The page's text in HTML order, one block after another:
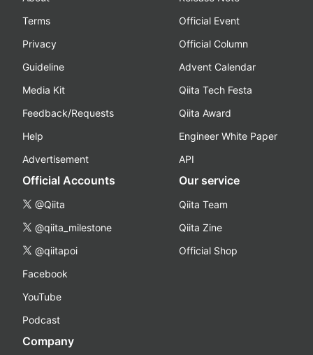
Terms
Privacy
Guideline
Media Kit
Feedback/Requests
Help
Advertisement
Official Event
Official Column
Advent Calendar
Qiita Tech Festa
Qiita Award
Engineer White Paper
API
Official Accounts
@Qiita
@qiita_milestone
@qiitapoi
Facebook
YouTube
Podcast
Our service
Qiita Team
Qiita Zine
Official Shop
Company